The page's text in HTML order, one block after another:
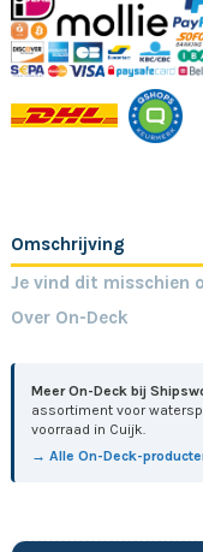
Omschrijving
Je vind dit misschien
Over On-Deck
Meer On-Deck bij
assortiment voor
voorraad in Cuijk.
→ Alle On-Deck-